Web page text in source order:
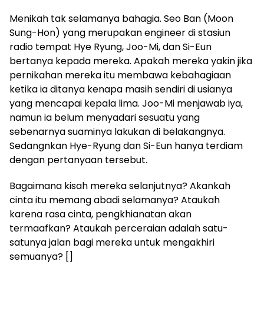
Menikah tak selamanya bahagia. Seo Ban (Moon
Sung-Hon) yang merupakan engineer di stasiun
radio tempat Hye Ryung, Joo-Mi, dan Si-Eun
bertanya kepada mereka. Apakah mereka yakin jika
pernikahan mereka itu membawa kebahagiaan
ketika ia ditanya kenapa masih sendiri di usianya
yang mencapai kepala lima. Joo-Mi menjawab iya,
namun ia belum menyadari sesuatu yang
sebenarnya suaminya lakukan di belakangnya.
Sedangnkan Hye-Ryung dan Si-Eun hanya terdiam
dengan pertanyaan tersebut.
Bagaimana kisah mereka selanjutnya? Akankah
cinta itu memang abadi selamanya? Ataukah
karena rasa cinta, pengkhianatan akan
termaafkan? Ataukah perceraian adalah satu-
satunya jalan bagi mereka untuk mengakhiri
semuanya? []